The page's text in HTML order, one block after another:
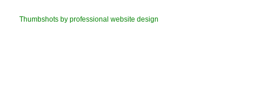
Thumbshots by professional website design